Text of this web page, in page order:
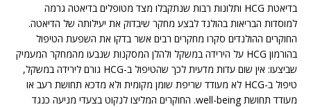
בדיאטת HCG ותלונות רבות שנתקבלו מצד מטופלים בדיאטה גרמה
למוסדות הבריאות בהולנד לבצע מחקר שיבדוק את יעילותה של הדיאטה.
החוקרים ההולנדים סקרו מחקרים רבים אשר בדקו את השפעת הטיפול
בהורמון HCG על הירידה במשקל ולהלן המסקנות שנבעו מהמחקר המעמיק
שביצעו: אין שום עדות מדעית לכך שהטיפול ב-HCG גורם לירידה במשקל,
טיפול ב-HCG לא מעודד שריפת שומן מקומית ולא מדכא תחושת רעב או
מעודד תחושת well-being. החוקרים המליצו לנקוט בצעדי מניעה כנגד